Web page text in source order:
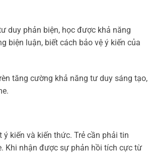
duy phản biện, học được khả năng
biện luận, biết cách bảo vệ ý kiến của
tăng cường khả năng tư duy sáng tạo,
kiến và kiến thức. Trẻ cần phải tin
Khi nhận được sự phản hồi tích cực từ